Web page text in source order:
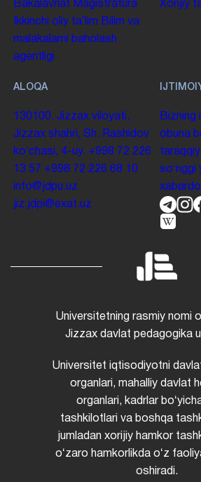
Bakalavriat Magistratura
Ikkinchi oliy taʼlim Bilim va
malakalarni baholash
agentligi
Xorijiy
ALOQA
130100. Jizzax viloyati,
Jizzax shahri, Sh. Rashidov
koʻchasi, 4-uy. +998 72 226
13 57 +998 72 226 68 10
info@jdpu.uz
jiz.jdpi@exat.uz
Bizning
obuna
soʻnggi
Universitetning rasmiy nomi
Jizzax davlat pedagogika
Universitet iqtisodiyotni
organlari, mahalliy davlat
organlari, kadrlar
tashkilotlari va boshqa
jumladan xorijiy hamkor
oʻzaro hamkorlikda oʻz
oshiradi.